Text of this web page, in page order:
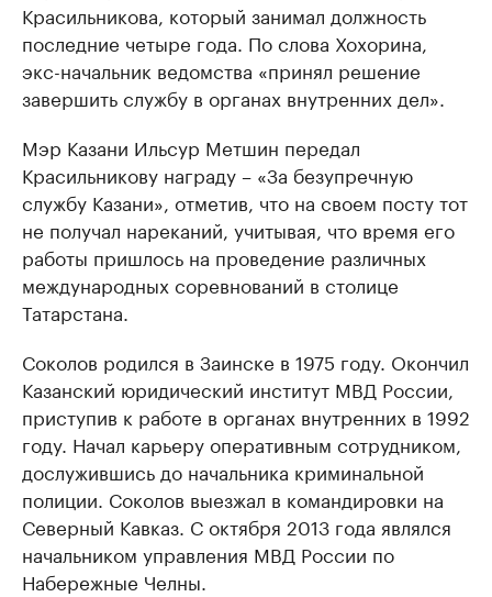
Красильникова, который занимал должность
последние четыре года. По слова Хохорина,
экс-начальник ведомства «принял решение
завершить службу в органах внутренних дел».
Мэр Казани Ильсур Метшин передал
Красильникову награду – «За безупречную
службу Казани», отметив, что на своем посту тот
не получал нареканий, учитывая, что время его
работы пришлось на проведение различных
международных соревнований в столице
Татарстана.
Соколов родился в Заинске в 1975 году. Окончил
Казанский юридический институт МВД России,
приступив к работе в органах внутренних в 1992
году. Начал карьеру оперативным сотрудником,
дослужившись до начальника криминальной
полиции. Соколов выезжал в командировки на
Северный Кавказ. С октября 2013 года являлся
начальником управления МВД России по
Набережные Челны.